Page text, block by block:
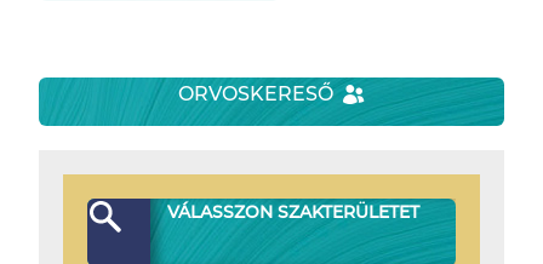
ORVOSKERESŐ
VÁLASSZON SZAKTERÜLETET